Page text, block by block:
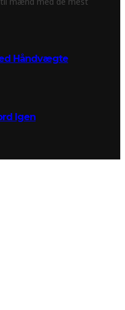
Håndvægte
Igen